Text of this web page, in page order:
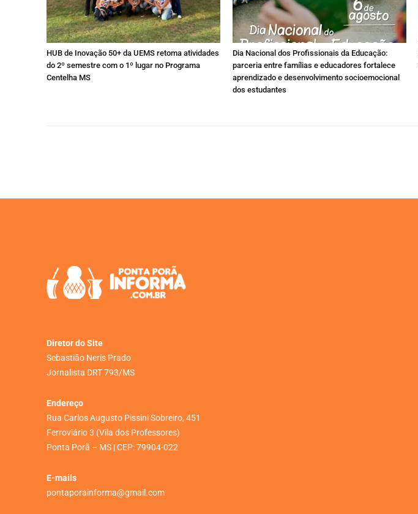
HUB de Inovação 50+ da UEMS retoma atividades
do 2º semestre com o 1º lugar no Programa
Centelha MS
Dia Nacional dos Profissionais da Educação:
parceria entre famílias e educadores fortalece
aprendizado e desenvolvimento socioemocional
dos estudantes
Diretor do Site
Sebastião Neris Prado
Jornalista DRT 793/MS
Endereço
Rua Carlos Augusto Pissini Sobreiro, 451
Ferroviário 3 (Vila dos Professores)
Ponta Porã – MS | CEP: 79904-022
E-mails
pontaporainforma@gmail.com